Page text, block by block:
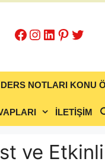
Facebook
Instagram
LinkedIn
DERS NOTLARI KONU
İLETİŞİM
ve